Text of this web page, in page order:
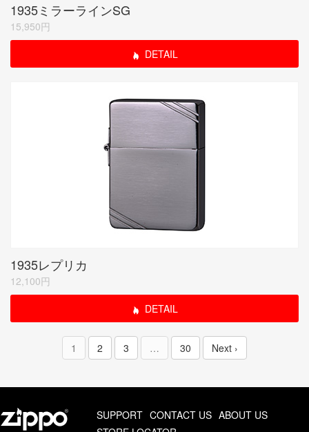
1935ミラーラインSG
15,950円
DETAIL
1935レプリカ
12,100円
DETAIL
1 2 3 … 30 Next ›
SUPPORT CONTACT US ABOUT US